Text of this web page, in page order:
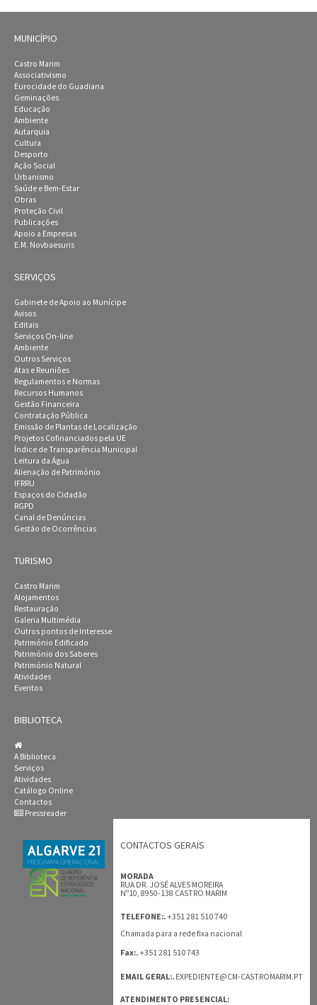
MUNICÍPIO
Castro Marim
Associativismo
Eurocidade do Guadiana
Geminações
Educação
Ambiente
Autarquia
Cultura
Desporto
Ação Social
Urbanismo
Saúde e Bem-Estar
Obras
Proteção Civil
Publicações
Apoio a Empresas
E.M. Novbaesuris
SERVIÇOS
Gabinete de Apoio ao Munícipe
Avisos
Editais
Serviços On-line
Ambiente
Outros Serviços
Atas e Reuniões
Regulamentos e Normas
Recursos Humanos
Gestão Financeira
Contratação Pública
Emissão de Plantas de Localização
Projetos Cofinanciados pela UE
Índice de Transparência Municipal
Leitura da Água
Alienação de Património
IFRRU
Espaços do Cidadão
RGPD
Canal de Denúncias
Gestão de Ocorrências
TURISMO
Castro Marim
Alojamentos
Restauração
Galeria Multimédia
Outros pontos de Interesse
Património Edificado
Património dos Saberes
Património Natural
Atividades
Eventos
BIBLIOTECA
A Biblioteca
Serviços
Atividades
Catálogo Online
Contactos
Pressreader
CONTACTOS GERAIS
MORADA
RUA DR. JOSÉ ALVES MOREIRA
Nº10, 8950-138 CASTRO MARIM
TELEFONE:.+351 281 510 740
Chamada para a rede fixa nacional
Fax:.+351 281 510 743
EMAIL GERAL:. EXPEDIENTE@CM-CASTROMARIM.PT
ATENDIMENTO PRESENCIAL: